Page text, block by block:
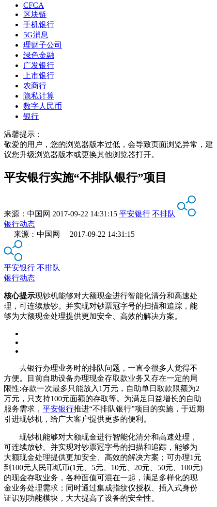
CFCA
区块链
手机银行
5G消息
理财子公司
绿色金融
广发银行
上市银行
农商行
隐私计算
数字人民币
银行
温馨提示：
敬爱的用户，您的浏览器版本过低，会导致页面浏览异常，建
议您升级浏览器版本或更换其他浏览器打开。
平安银行实施“不排队银行”项目
来源： 中国网 2017-09-22 14:31:15 平安银行 不排队
银行动态
来源：中国网 2017-09-22 14:31:15
平安银行 不排队
银行动态
核心提示现钞机能够对大额现金进行智能化清分和高速处
理，可连续放钞。并实现对钞票冠字号的扫描和追踪，能
够为大额现金处理提供更加安全、高效的解决方案。
去银行办理业务时的排队问题，一直令很多人觉得不
方便。目前自助设备办理现金存取款业务又存在一定的局
限性:存款一次最多只能放入1万元，自助单日取款限额为2
万元，只支持100元面额的存取等。为满足日益增长的自助
服务需求， 平安银行推进“不排队银行”项目的实施，于近期
引进现钞机，给广大客户提供更多的便利。
现钞机能够对大额现金进行智能化清分和高速处理，
可连续放钞。并实现对钞票冠字号的扫描和追踪，能够为
大额现金处理提供更加安全、高效的解决方案；可办理1元
到100元人民币纸币(1元、5元、10元、20元、50元、100元)
的现金存取业务，各种面值可混在一起，满足多样化的现
金业务处理需求；同时通过集成指纹仪授权、插入式身份
证识别功能模块，大大提高了设备的安全性。